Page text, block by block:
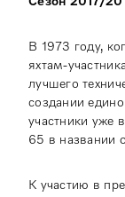
В 1973 году,
яхтам-
лучшего
создании
участники уже
65 в названии
К участию в